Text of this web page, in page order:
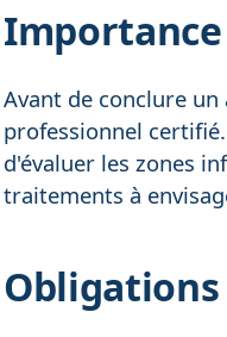
Avant de conclure
professionnel
d'évaluer les zones
traitements à